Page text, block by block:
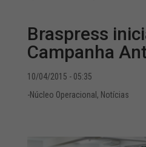
Braspress
Campanha
10/04/2015 - 05:35
-Núcleo Operacional , Notícias